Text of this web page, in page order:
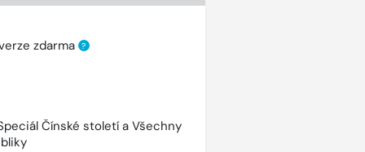
zdarma ?
Čínské století a Všechny